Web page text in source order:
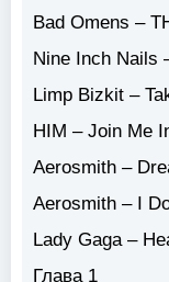
Bad Omens –
Nine Inch Nails
Limp Bizkit –
HIM – Join Me
Aerosmith –
Aerosmith – I
Lady Gaga –
Глава 1